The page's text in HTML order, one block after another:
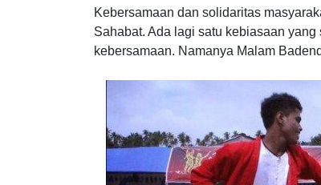
Kebersamaan dan solidaritas
Sahabat. Ada lagi satu kebiasaan
kebersamaan. Namanya Malam